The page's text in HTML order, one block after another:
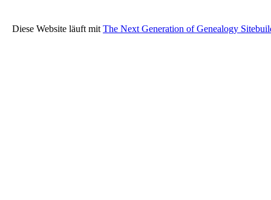
Diese Website läuft mit The Next Generation of Genealogy